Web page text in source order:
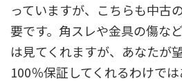
っていますが、こちらも中古
要です。角スレや金具の傷な
は見てくれますが、あなたが
100％保証してくれるわけで